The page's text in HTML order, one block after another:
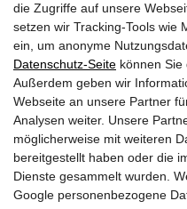
die Zugriffe auf unsere
setzen wir Tracking-Tools wie
ein, um anonyme
Datenschutz-Seite können Sie
Außerdem geben wir
Webseite an unsere Partner
Analysen weiter. Unsere
möglicherweise mit weiteren
bereitgestellt haben oder die
Dienste gesammelt wurden.
Google personenbezogene
Mai 2028
Es wurden leider keine